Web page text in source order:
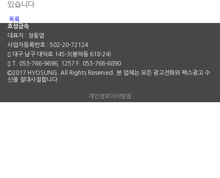
있습니다.
목록
효성금속
대표자 : 정동엽
사업자등록번호 : 502-20-72124
대구 남구 대덕로 145-3(봉덕동 618-24)
T. 053-766-9696, 1257 F. 053-766-6890
©2017 HYOSUNG. All Rights Reserved. 본 업체는 모든 광고전화와 팩스광고 수
신을 절대사절합니다.
개인정보처리방침